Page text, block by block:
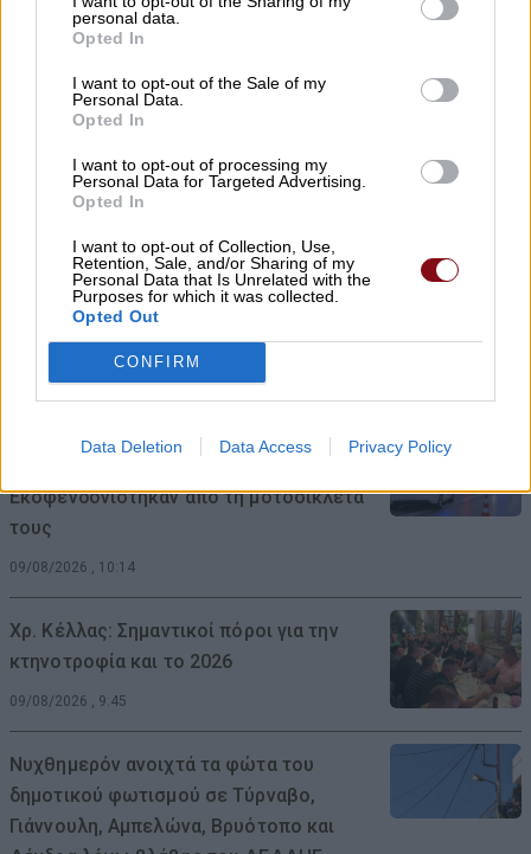
personal data.
Opted In
I want to opt-out of the Sale of my
Personal Data.
Opted In
I want to opt-out of processing my
Personal Data for Targeted Advertising.
Opted In
I want to opt-out of Collection, Use,
Retention, Sale, and/or Sharing of my
Personal Data that Is Unrelated with the
Purposes for which it was collected.
Opted Out
CONFIRM
Data Deletion Data Access Privacy Policy
Λάμπρος Ζάρρας: Οι αγρότες
χρειάζονται έργα, όχι
επικοινωνιακούς πανηγυρισμούς
09/08/2026 , 10:17
Εκσφενδονίστηκαν από τη μοτοσικλέτα
τους
09/08/2026 , 10:14
Χρ. Κέλλας: Σημαντικοί πόροι για την
κτηνοτροφία και το 2026
09/08/2026 , 9:45
Νυχθημερόν ανοιχτά τα φώτα του
δημοτικού φωτισμού σε Τύρναβο,
Γιάννουλη, Αμπελώνα, Βρυότοπο και